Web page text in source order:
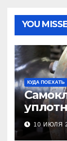
YOU
КУДА ПОЕХАТЬ
10 ИЮЛЯ